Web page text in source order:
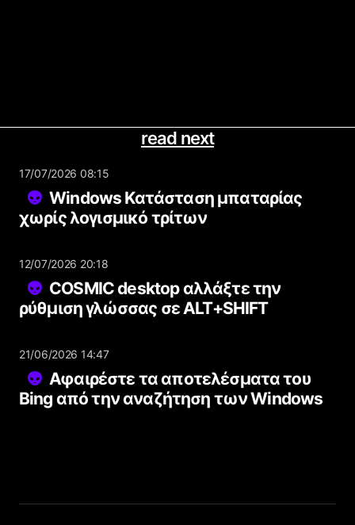
read next
17/07/2026 08:15
Windows Κατάσταση μπαταρίας
χωρίς λογισμικό τρίτων
12/07/2026 20:18
COSMIC desktop αλλάξτε την
ρύθμιση γλώσσας σε ALT+SHIFT
21/06/2026 14:47
Αφαιρέστε τα αποτελέσματα του
Bing από την αναζήτηση των Windows